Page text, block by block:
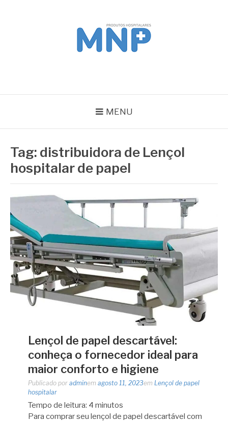
MENU
Tag: distribuidora de Lençol
hospitalar de papel
Lençol de papel descartável:
conheça o fornecedor ideal para
maior conforto e higiene
Publicado por adminem agosto 11, 2023em Lençol de papel
hospitalar
Tempo de leitura: 4 minutos
Para comprar seu lençol de papel descartável com